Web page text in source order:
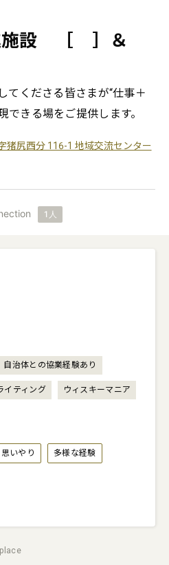
施設 ［ ］＆
てくださる皆さまが“仕事＋
できる場をご提供します。
猪尻西分 116-1 地域交流センター
1 人
自治体との協業経験あり
イティング ウィスキーマニア
思いやり 多様な経験